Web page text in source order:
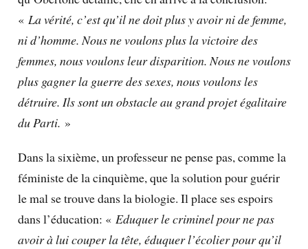
« La vérité, c’est qu’il ne doit plus y avoir ni de femme,
ni d’homme. Nous ne voulons plus la victoire des
femmes, nous voulons leur disparition. Nous ne voulons
plus gagner la guerre des sexes, nous voulons les
détruire. Ils sont un obstacle au grand projet égalitaire
du Parti. »
Dans la sixième, un professeur ne pense pas, comme la
féministe de la cinquième, que la solution pour guérir
le mal se trouve dans la biologie. Il place ses espoirs
dans l’éducation: « Eduquer le criminel pour ne pas
avoir à lui couper la tête, éduquer l’écolier pour qu’il